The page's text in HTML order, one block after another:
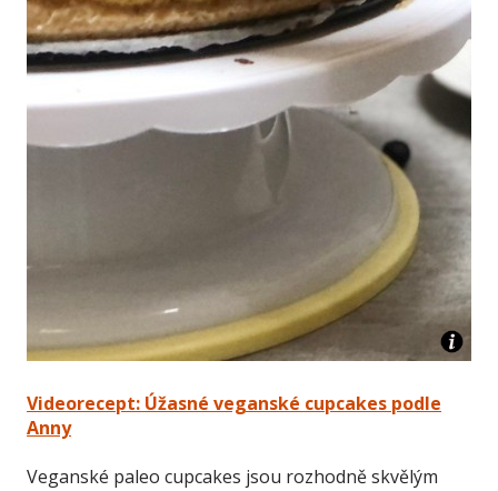
Videorecept: Úžasné veganské cupcakes podle
Anny
Veganské paleo cupcakes jsou rozhodně skvělým